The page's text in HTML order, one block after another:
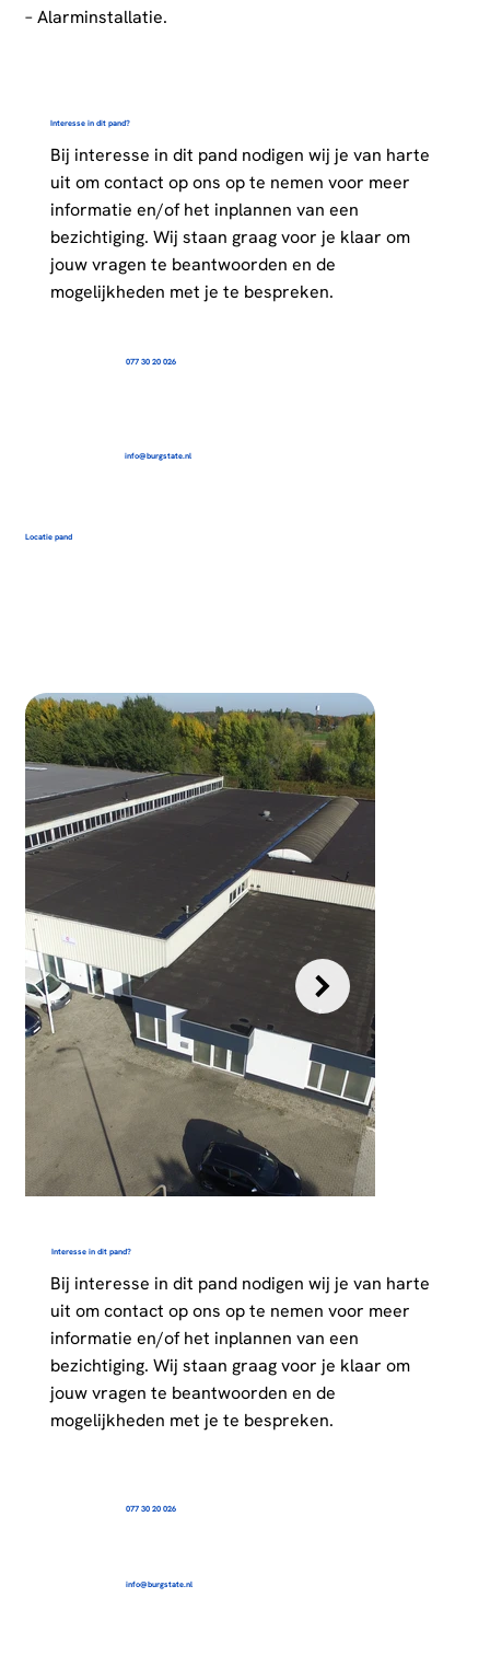
– Alarminstallatie.
Interesse in dit pand?
Bij interesse in dit pand nodigen wij je van harte
uit om contact op ons op te nemen voor meer
informatie en/of het inplannen van een
bezichtiging. Wij staan graag voor je klaar om
jouw vragen te beantwoorden en de
mogelijkheden met je te bespreken.
077 30 20 026
info@burgstate.nl
Locatie pand
Interesse in dit pand?
Bij interesse in dit pand nodigen wij je van harte
uit om contact op ons op te nemen voor meer
informatie en/of het inplannen van een
bezichtiging. Wij staan graag voor je klaar om
jouw vragen te beantwoorden en de
mogelijkheden met je te bespreken.
077 30 20 026
info@burgstate.nl